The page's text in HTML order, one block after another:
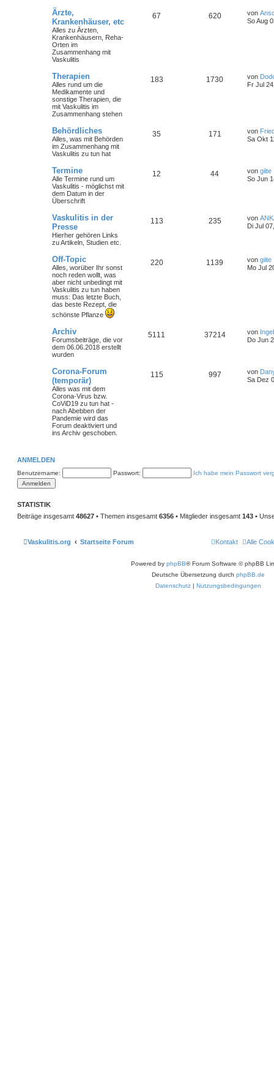
Ärzte,
Krankenhäuser, etc
Alles zu Ärzten,
Krankenhäusern, Reha-
Orten im
Zusammenhang mit
Vaskulitis
67 620 von
So Aug
Therapien
Alles rund um die
Medikamente und
sonstige Therapien, die
mit Vaskulitis im
Zusammenhang stehen
183 1730 von
Fr Jul
Behördliches
Alles, was mit Behörden
im Zusammenhang mit
Vaskulitis zu tun hat
35 171 von
Sa Okt
Termine
Alle Termine rund um
Vaskulitis - möglichst mit
dem Datum in der
Überschrift
12 44 von giite
So Jun
Vaskulitis in der
Presse
Hierher gehören Links
zu Artikeln, Studien etc.
113 235 von
Di Jul
Off-Topic
Alles, worüber Ihr sonst
noch reden wollt, was
aber nicht unbedingt mit
Vaskulitis zu tun haben
muss: Das letzte Buch,
das beste Rezept, die
schönste Pflanze
220 1139 von giite
Mo Jul
Archiv
Forumsbeiträge, die vor
dem 06.06.2018 erstellt
wurden
5111 37214 von
Do Jun
Corona-Forum
(temporär)
Alles was mit dem
Corona-Virus bzw.
CoViD19 zu tun hat -
nach Abebben der
Pandemie wird das
Forum deaktiviert und
ins Archiv geschoben.
115 997 von
Sa Dez
ANMELDEN
Benutzername: Passwort: Ich habe mein Passwort
STATISTIK
Beiträge insgesamt 48627 • Themen insgesamt 6356 • Mitglieder insgesamt 143 •
Vaskulitis.org Startseite Forum Alle
Kontakt
Powered by phpBB® Forum Software © phpBB
Deutsche Übersetzung durch phpBB.de
Datenschutz | Nutzungsbedingungen